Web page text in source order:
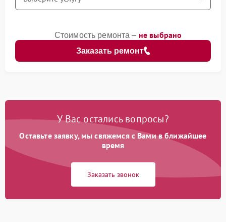
Заказать ремонт
Стоимость ремонта – не выбрано
У Вас остались вопросы?
Оставьте заявку, мы свяжемся с Вами в ближайшее
время
Заказать звонок